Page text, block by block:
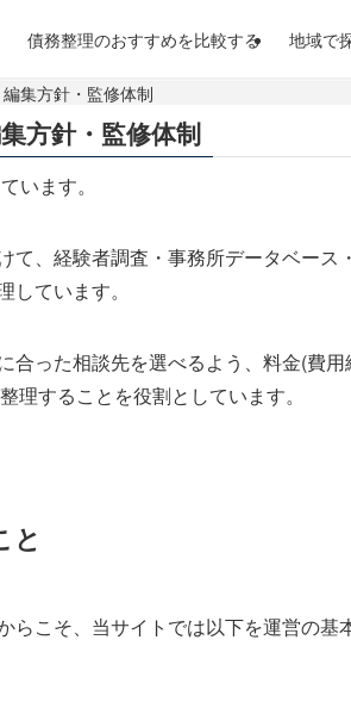
債務整理のおすすめを比較する 地域で
集方針・監修体制
方針・監修体制
います。
て、経験者調査・事務所データベース
ています。
った相談先を選べるよう、料金(費
理することを役割としています。
と
こそ、当サイトでは以下を運営の基